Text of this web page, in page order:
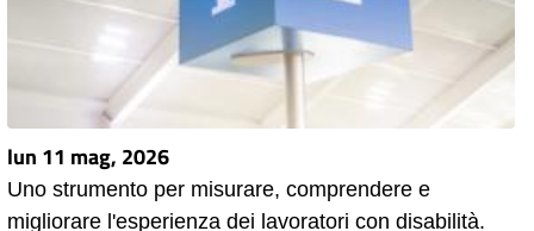
lun 11 mag, 2026
Uno strumento per misurare, comprendere e
migliorare l'esperienza dei lavoratori con disabilità.